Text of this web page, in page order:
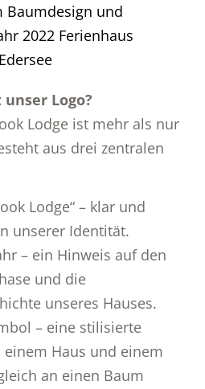
Logo?
Lodge ist mehr als nur
aus drei zentralen
Lodge“ – klar und
unserer Identität.
– ein Hinweis auf den
und die
unseres Hauses.
– eine stilisierte
Haus und einem
an einen Baum